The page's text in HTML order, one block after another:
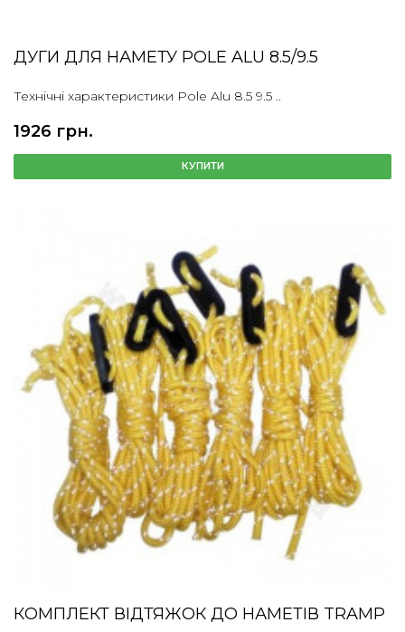
ДУГИ ДЛЯ НАМЕТУ POLE ALU 8.5/9.5
Технічні характеристики Pole Alu 8.5 9.5 ..
1926 грн.
КУПИТИ
КОМПЛЕКТ ВІДТЯЖОК ДО НАМЕТІВ TRAMP